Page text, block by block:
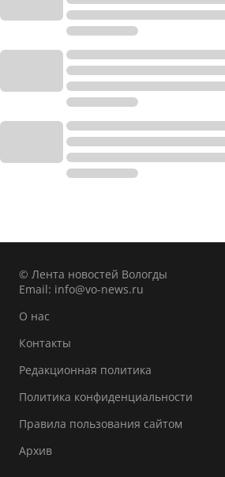
© Лента новостей Вологды
Email: info@vo-news.ru
О нас
Контакты
Редакционная политика
Политика конфиденциальности
Правила пользования сайтом
Архив